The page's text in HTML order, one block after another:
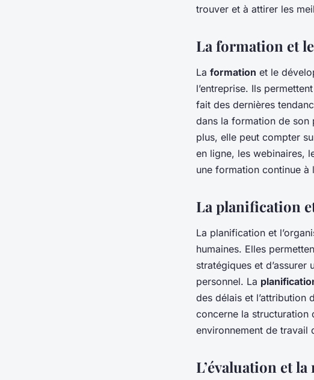
trouver et à attirer les
La formation et
La formation et le
l’entreprise. Ils
fait des dernières
dans la formation de son
plus, elle peut compter
en ligne, les webinaires,
une formation continue à
La planification
La planification et
humaines. Elles
stratégiques et
personnel. La
des délais et l’attribution
concerne la structuration
environnement de travail
L’évaluation et